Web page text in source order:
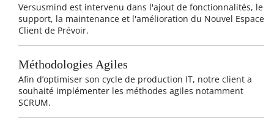
Versusmind est intervenu dans l'ajout de fonctionnalités, le
support, la maintenance et l'amélioration du Nouvel Espace
Client de Prévoir.
Méthodologies Agiles
Afin d’optimiser son cycle de production IT, notre client a
souhaité implémenter les méthodes agiles notamment
SCRUM.